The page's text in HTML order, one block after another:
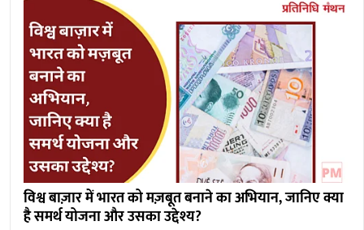
विश्व बाज़ार में भारत को मज़बूत बनाने का अभियान, जानिए क्या
है समर्थ योजना और उसका उद्देश्य?